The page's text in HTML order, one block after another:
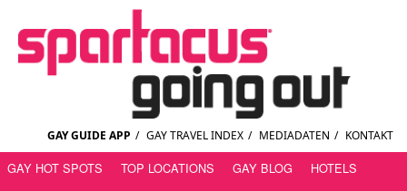
GAY GUIDE APP / GAY TRAVEL INDEX / MEDIADATEN / KONTAKT
GAY HOT SPOTS TOP LOCATIONS GAY BLOG
HOTELS